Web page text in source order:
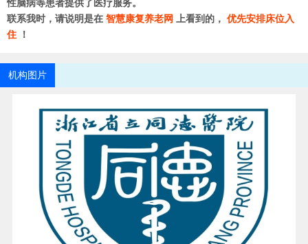
性脑病等患者提供了医疗服务。
联系我时，请说明是在 智慧康复养老网 上看到的， 优先安排床位入
住 ！
机构图片